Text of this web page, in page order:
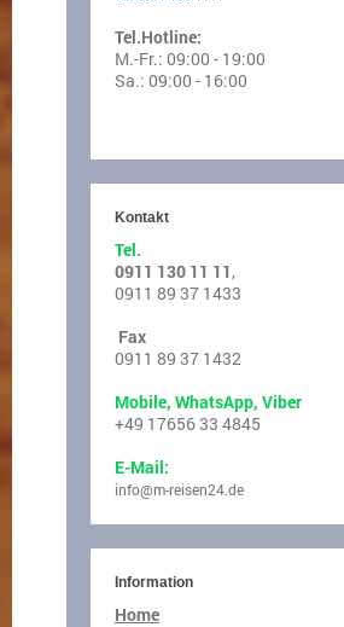
Tel.Hotline:
M.-Fr.: 09:00 - 19:00
Sa.: 09:00 - 16:00
Kontakt
Tel.
0911 130 11 11,
0911 89 37 1433
Fax
0911 89 37 1432
Mobile, WhatsApp, Viber
+49 17656 33 4845
E-Mail:
info@m-reisen24.de
Information
Home